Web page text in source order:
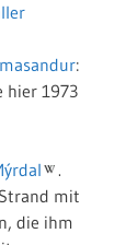
:
hier 1973
.
mit
die ihm